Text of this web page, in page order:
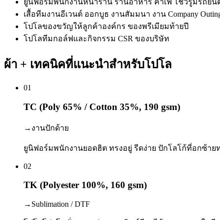
ยูนิฟอร์มพนักงานหน้าร้าน ร้านอาหาร คาเฟ่ โชว์รูมรถยน
เสื้อทีมงานอีเวนต์ ออกบูธ งานสัมมนา งาน Company
โปโลของขวัญให้ลูกค้าองค์กร ของพรีเมียมท้ายปี
โปโลทีมกอล์ฟและกิจกรรม CSR ของบริษัท
ผ้า + เทคนิคที่แนะนำสำหรับโปโล
01
TC (Poly 65% / Cotton 35%, 190 gsm)
→ งานปักด้าย
ยูนิฟอร์มพนักงานยอดฮิต ทรงอยู่ รีดง่าย ปักโลโก้ที่อกซ้าย
02
TK (Polyester 100%, 160 gsm)
→ Sublimation / DTF